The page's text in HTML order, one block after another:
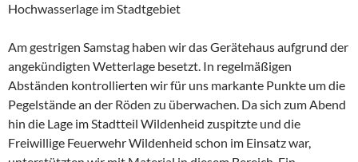
Hochwasserlage im Stadtgebiet
Am gestrigen Samstag haben wir das Gerätehaus aufgrund der
angekündigten Wetterlage besetzt. In regelmäßigen
Abständen kontrollierten wir für uns markante Punkte um die
Pegelstände an der Röden zu überwachen. Da sich zum Abend
hin die Lage im Stadtteil Wildenheid zuspitzte und die
Freiwillige Feuerwehr Wildenheid schon im Einsatz war,